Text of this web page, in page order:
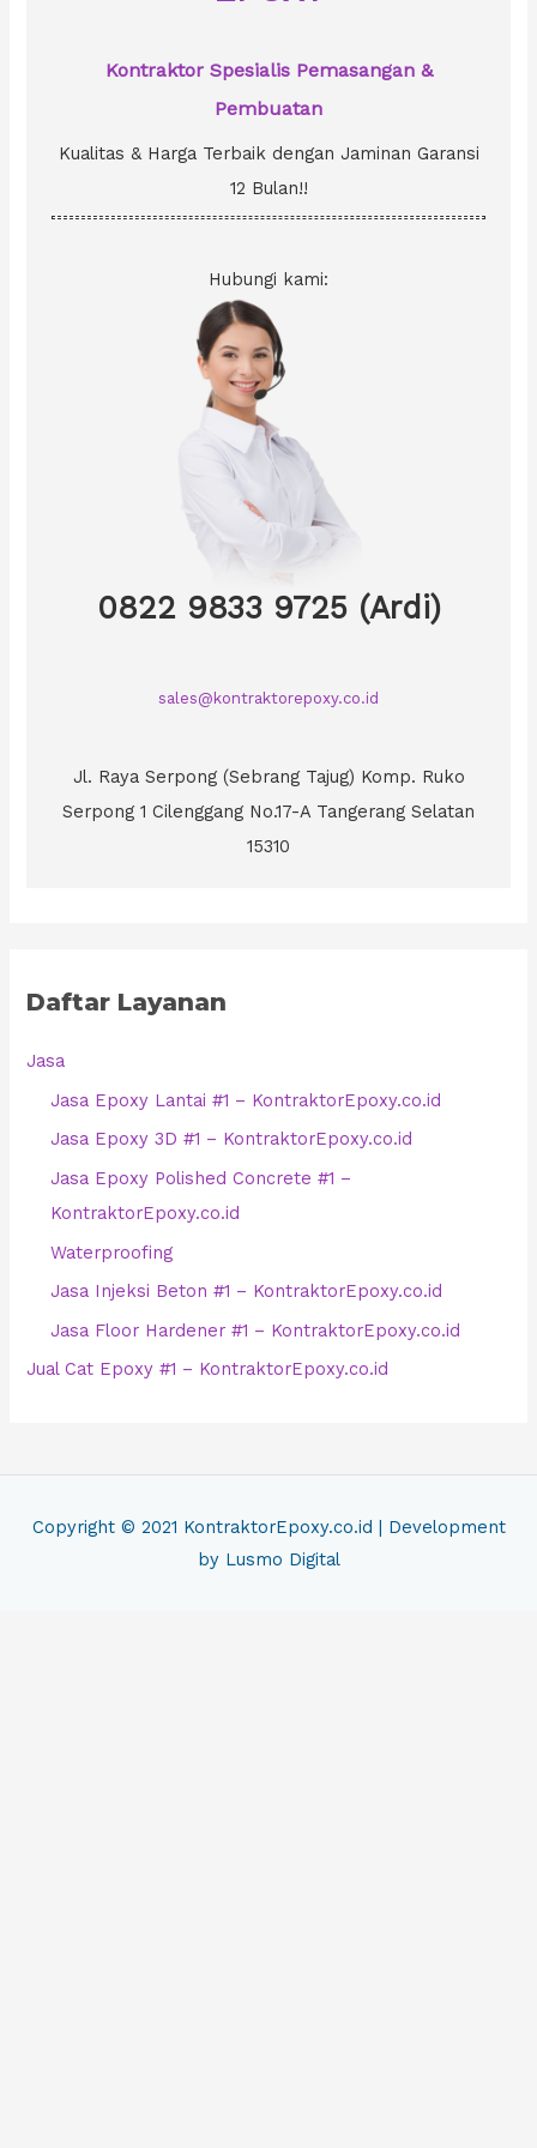
Kontraktor Spesialis Pemasangan &
Pembuatan
Kualitas & Harga Terbaik dengan Jaminan Garansi
12 Bulan!!
Hubungi kami:
0822 9833 9725 (Ardi)
sales@kontraktorepoxy.co.id
Jl. Raya Serpong (Sebrang Tajug) Komp. Ruko
Serpong 1 Cilenggang No.17-A Tangerang Selatan
15310
Daftar Layanan
Jasa
Jasa Epoxy Lantai #1 – KontraktorEpoxy.co.id
Jasa Epoxy 3D #1 – KontraktorEpoxy.co.id
Jasa Epoxy Polished Concrete #1 –
KontraktorEpoxy.co.id
Waterproofing
Jasa Injeksi Beton #1 – KontraktorEpoxy.co.id
Jasa Floor Hardener #1 – KontraktorEpoxy.co.id
Jual Cat Epoxy #1 – KontraktorEpoxy.co.id
Copyright © 2021 KontraktorEpoxy.co.id | Development
by Lusmo Digital